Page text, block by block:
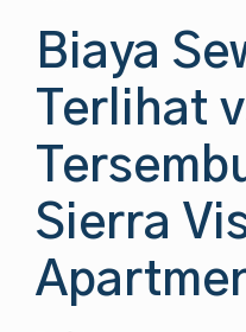
Biaya
Terlihat
Sierra